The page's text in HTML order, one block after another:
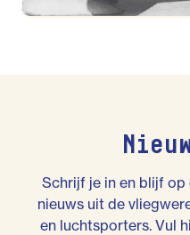
Schrijf je in en blijf
nieuws uit de
en luchtsporters. Vul